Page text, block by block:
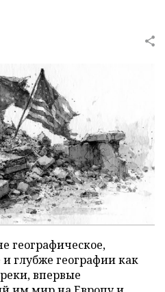
географическое,
глубже географии как
впервые